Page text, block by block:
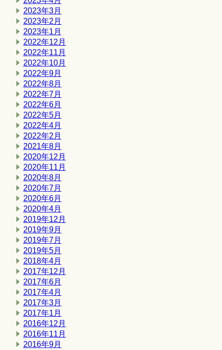
2023年3月
2023年2月
2023年1月
2022年12月
2022年11月
2022年10月
2022年9月
2022年8月
2022年7月
2022年6月
2022年5月
2022年4月
2022年2月
2021年8月
2020年12月
2020年11月
2020年8月
2020年7月
2020年6月
2020年4月
2019年12月
2019年9月
2019年7月
2019年5月
2018年4月
2017年12月
2017年6月
2017年4月
2017年3月
2017年1月
2016年12月
2016年11月
2016年9月